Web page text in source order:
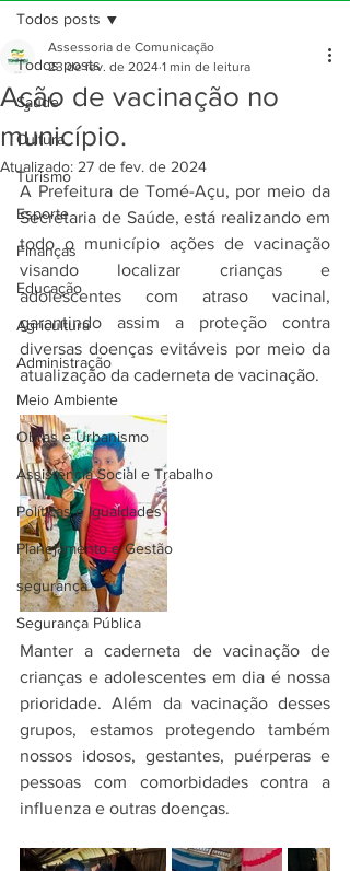
Todos posts
Saúde
Cultura
Turismo
Esporte
Finanças
Educação
Agricultura
Administração
Meio Ambiente
Obras e Urbanismo
Assistência Social e Trabalho
Políticas e Igualdades
Planejamento e Gestão
segurança
Segurança Pública
Todos posts
Ação de vacinação no
município.
Assessoria de Comunicação
23 de fev. de 2024 1 min de leitura
Atualizado: 27 de fev. de 2024
A Prefeitura de Tomé-Açu, por meio da
Secretaria de Saúde, está realizando em
todo o município ações de vacinação
visando localizar crianças e
adolescentes com atraso vacinal,
garantindo assim a proteção contra
diversas doenças evitáveis por meio da
atualização da caderneta de vacinação.
Manter a caderneta de vacinação de
crianças e adolescentes em dia é nossa
prioridade. Além da vacinação desses
grupos, estamos protegendo também
nossos idosos, gestantes, puérperas e
pessoas com comorbidades contra a
influenza e outras doenças.